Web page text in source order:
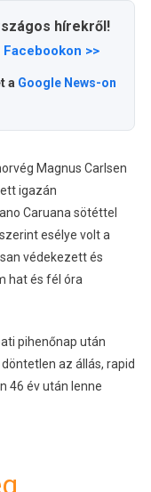
hírekről!
>>
a Google News-on
Magnus Carlsen
igazán
Caruana sötéttel
esélye volt a
védekezett és
hat és fél óra
pihenőnap után
az állás, rapid
46 év után lenne